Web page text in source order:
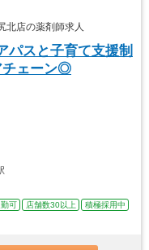
北店の薬剤師求人
パスと子育て支援制
チェーン◎
可 店舗数30以上
積極採用中